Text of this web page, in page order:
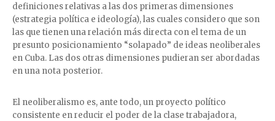
definiciones relativas a las dos primeras dimensiones
(estrategia política e ideología), las cuales considero que son
las que tienen una relación más directa con el tema de un
presunto posicionamiento “solapado” de ideas neoliberales
en Cuba. Las dos otras dimensiones pudieran ser abordadas
en una nota posterior.
El neoliberalismo es, ante todo, un proyecto político
consistente en reducir el poder de la clase trabajadora,